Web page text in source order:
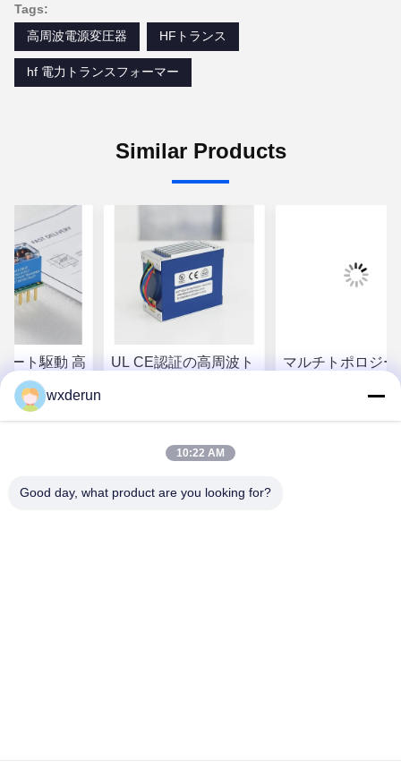
Tags:
高周波電源変圧器
HFトランス
hf 電力トランスフォーマー
Similar Products
ート駆動 高
トランスフ
UL CE認証の高周波ト
400W 定位電源
お問い合わせ
マルチトポロジー
バーサル高周波
電源とPC40フェ
wxderun
10:22 AM
Good day, what product are you looking for?